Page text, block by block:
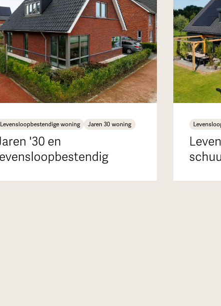
Levensloopbestendige woning Jaren 30 woning
'30 en
levensloopbestendig